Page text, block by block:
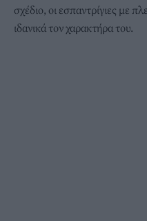
σχέδιο, οι εσπαντρίγιες με
ιδανικά τον χαρακτήρα του.